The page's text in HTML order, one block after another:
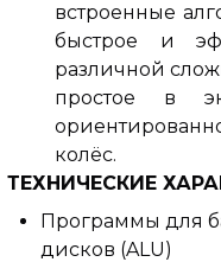
встроенные
быстрое и
различной
простое в
колёс.
ТЕХНИЧЕСКИЕ
Программы для
дисков (ALU)